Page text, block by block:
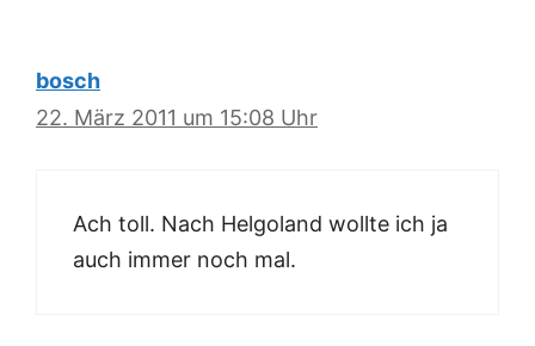
bosch
22. März 2011 um 15:08 Uhr
Ach toll. Nach Helgoland wollte ich ja
auch immer noch mal.